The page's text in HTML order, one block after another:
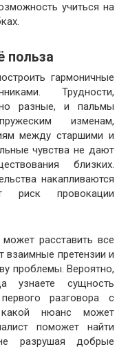
учиться на
польза
гармоничные
Трудности,
разные, и пальмы
изменам,
между старшими и
чувства не дают
близких.
накапливаются
риск провокации
расставить все
взаимные претензии и
проблемы. Вероятно,
узнаете сущность
разговора с
нюанс может
поможет найти
разрушая добрые